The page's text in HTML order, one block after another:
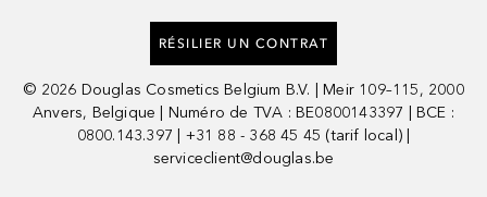
RÉSILIER UN CONTRAT
© 2026 Douglas Cosmetics Belgium B.V. | Meir 109–115, 2000
Anvers, Belgique | Numéro de TVA : BE0800143397 | BCE :
0800.143.397 | +31 88 - 368 45 45 (tarif local) |
serviceclient@douglas.be